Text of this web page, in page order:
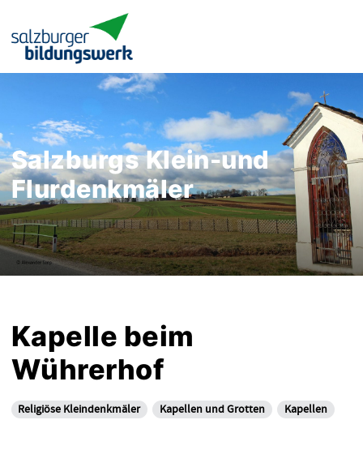
Salzburgs Klein-und
Flurdenkmäler
Kapelle beim
Wührerhof
Religiöse Kleindenkmäler Kapellen und Grotten Kapellen